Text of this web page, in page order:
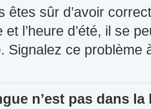
êtes sûr d’avoir
et l’heure d’été, il se
Signalez ce problème
n’est pas dans la